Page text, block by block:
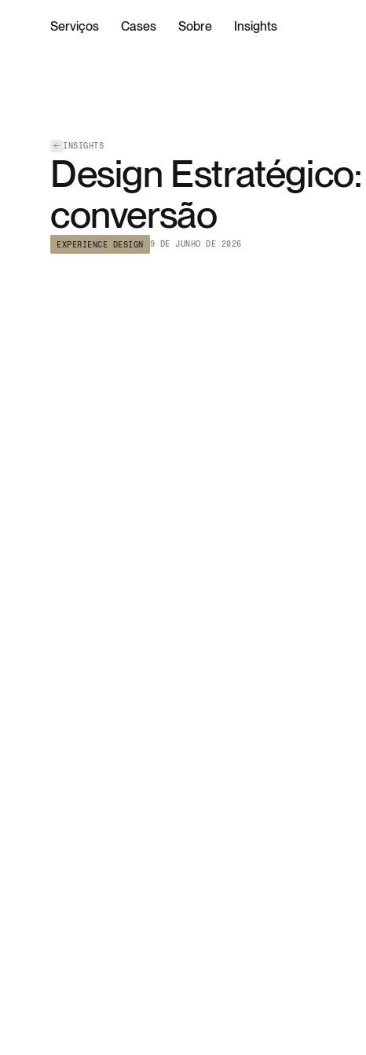
Serviços Cases Sobre Insights
INSIGHTS
Design
conversão
EXPERIENCE DESIGN 9 DE JUNHO DE 2026